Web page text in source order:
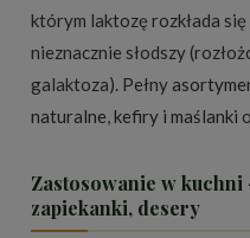
którym laktozę rozkłada
nieznacznie słodszy
galaktoza). Pełny
naturalne kefiry i maślanki
Zastosowanie w kuchni
zapiekanki, desery